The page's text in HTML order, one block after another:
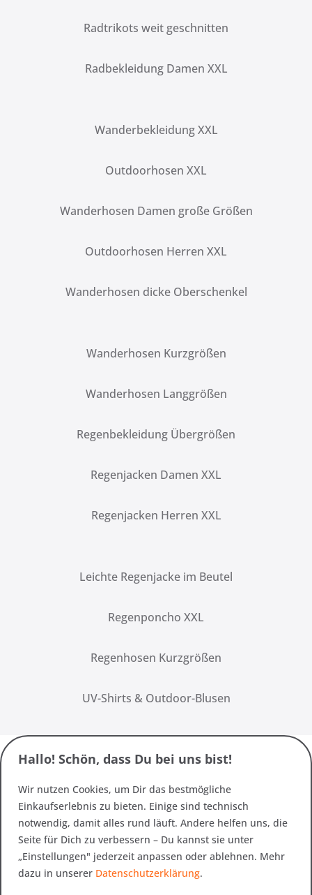
Radtrikots weit geschnitten
Radbekleidung Damen XXL
Wanderbekleidung XXL
Outdoorhosen XXL
Wanderhosen Damen große Größen
Outdoorhosen Herren XXL
Wanderhosen dicke Oberschenkel
Wanderhosen Kurzgrößen
Wanderhosen Langgrößen
Regenbekleidung Übergrößen
Regenjacken Damen XXL
Regenjacken Herren XXL
Leichte Regenjacke im Beutel
Regenponcho XXL
Regenhosen Kurzgrößen
UV-Shirts & Outdoor-Blusen
Hallo! Schön, dass Du bei uns bist!
Wir nutzen Cookies, um Dir das bestmögliche
Einkaufserlebnis zu bieten. Einige sind technisch
notwendig, damit alles rund läuft. Andere helfen uns, die
Seite für Dich zu verbessern – Du kannst sie unter
„Einstellungen" jederzeit anpassen oder ablehnen. Mehr
dazu in unserer Datenschutzerklärung.